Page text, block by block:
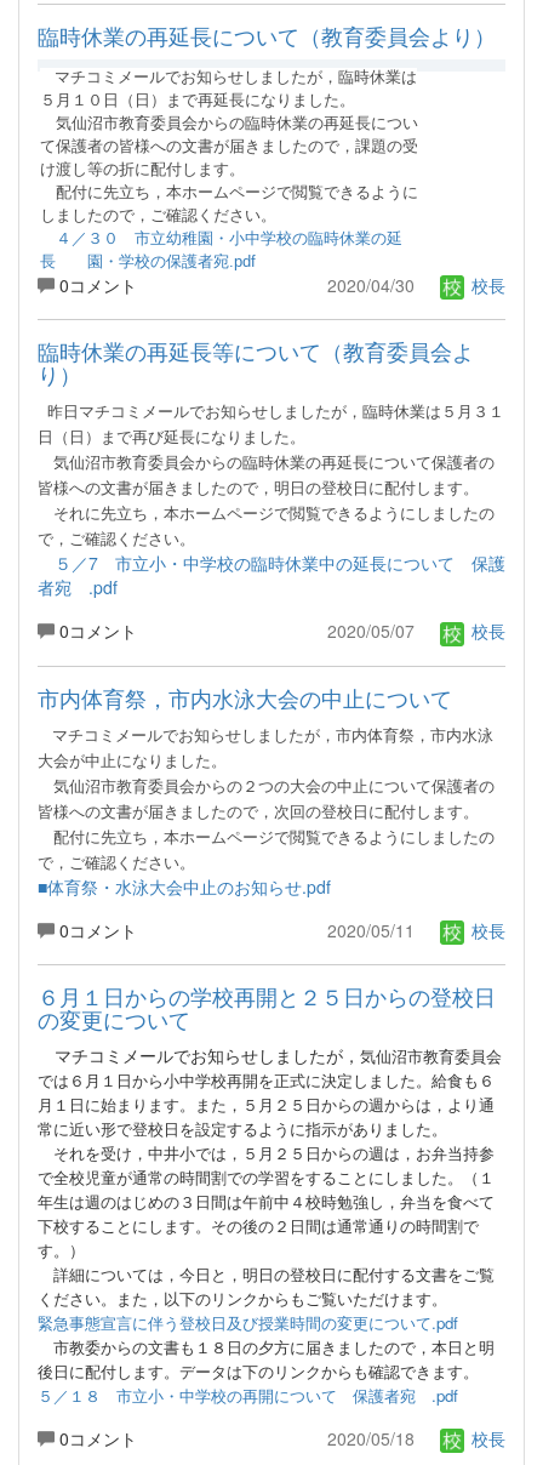
臨時休業の再延長について（教育委員会より）
マチコミメールでお知らせしましたが，臨時休業は
５月１０日（日）まで再延長になりました。
気仙沼市教育委員会からの臨時休業の再延長につい
て保護者の皆様への文書が届きましたので，課題の受
け渡し等の折に配付します。
配付に先立ち，本ホームページで閲覧できるように
しましたので，ご確認ください。
４／３０ 市立幼稚園・小中学校の臨時休業の延
長 園・学校の保護者宛.pdf
0コメント 2020/04/30 校長
臨時休業の再延長等について（教育委員会よ
り）
昨日マチコミメールでお知らせしましたが，臨時休業は５月３１
日（日）まで再び延長になりました。
気仙沼市教育委員会からの臨時休業の再延長について保護者の
皆様への文書が届きましたので，明日の登校日に配付します。
それに先立ち，本ホームページで閲覧できるようにしましたの
で，ご確認ください。
５／7 市立小・中学校の臨時休業中の延長について 保護
者宛 .pdf
0コメント
2020/05/07 校長
市内体育祭，市内水泳大会の中止について
マチコミメールでお知らせしましたが，市内体育祭，市内水泳
大会が中止になりました。
気仙沼市教育委員会からの２つの大会の中止について保護者の
皆様への文書が届きましたので，次回の登校日に配付します。
配付に先立ち，本ホームページで閲覧できるようにしましたの
で，ご確認ください。
■体育祭・水泳大会中止のお知らせ.pdf
0コメント
2020/05/11 校長
６月１日からの学校再開と２５日からの登校日
の変更について
マチコミメールでお知らせしましたが， 気仙沼市教育委員会
では６月１日から小中学校再開を正式に決定しました。給食も６
月１日に始まります。また，５月２５日からの週からは，より通
常に近い形で登校日を設定するように指示がありました。
それを受け，中井小では，５月２５日からの週は，お弁当持参
で全校児童が通常の時間割での学習をすることにしました。（１
年生は週のはじめの３日間は午前中４校時勉強し，弁当を食べて
下校することにします。その後の２日間は通常通りの時間割で
す。）
詳細については，今日と，明日の登校日に配付する文書をご覧
ください。また，以下のリンクからもご覧いただけます。
緊急事態宣言に伴う登校日及び授業時間の変更について.pdf
市教委からの文書も１８日の夕方に届きましたので，本日と明
後日に配付します。データは下のリンクからも確認できます。
５／１８ 市立小・中学校の再開について 保護者宛 .pdf
0コメント 2020/05/18 校長